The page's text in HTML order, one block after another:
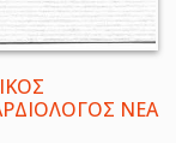
ΝΕΑ